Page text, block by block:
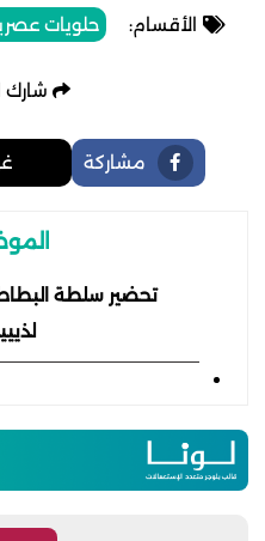
الأقسام: حلويات
شارك
مشاركة
تحضير سلطة